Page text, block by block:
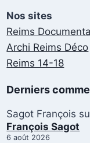
Nos sites
Reims
Archi Reims Déco
Reims 14-18
Derniers
Sagot François
François Sagot
6 août 2026